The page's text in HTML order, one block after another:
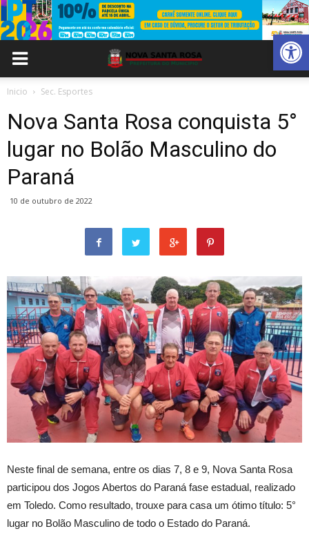
Abrir
Inicio Sec. Esportes
Nova Santa Rosa conquista 5°
lugar no Bolão Masculino do
Paraná
10 de outubro de 2022
Neste final de semana, entre os dias 7, 8 e 9, Nova Santa Rosa
participou dos Jogos Abertos do Paraná fase estadual, realizado
em Toledo. Como resultado, trouxe para casa um ótimo título: 5°
lugar no Bolão Masculino de todo o Estado do Paraná.